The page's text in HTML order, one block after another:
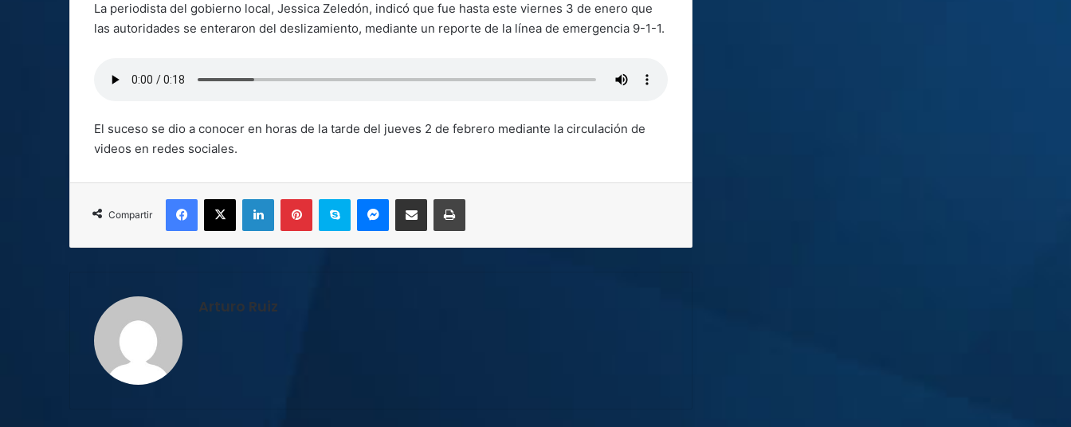
La periodista del gobierno local, Jessica Zeledón, indicó que fue hasta este viernes 3 de enero que
las autoridades se enteraron del deslizamiento, mediante un reporte de la línea de emergencia 9-1-1.
El suceso se dio a conocer en horas de la tarde del jueves 2 de febrero mediante la circulación de
videos en redes sociales.
Compartir
Facebook
X LinkedInPinterestSkype MessengerCompartir por correo electrónicoImprimir
Arturo Ruiz